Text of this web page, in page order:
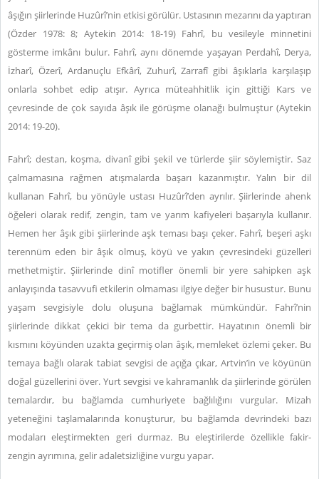
âşığın şiirlerinde Huzûrî’nin etkisi görülür. Ustasının mezarını da yaptıran
(Özder 1978: 8; Aytekin 2014: 18-19) Fahrî, bu vesileyle minnetini
gösterme imkânı bulur. Fahrî, aynı dönemde yaşayan Perdahî, Derya,
İzharî, Özerî, Ardanuçlu Efkârî, Zuhurî, Zarrafî gibi âşıklarla karşılaşıp
onlarla sohbet edip atışır. Ayrıca müteahhitlik için gittiği Kars ve
çevresinde de çok sayıda âşık ile görüşme olanağı bulmuştur (Aytekin
2014: 19-20).
Fahrî; destan, koşma, divanî gibi şekil ve türlerde şiir söylemiştir. Saz
çalmamasına rağmen atışmalarda başarı kazanmıştır. Yalın bir dil
kullanan Fahrî, bu yönüyle ustası Huzûrî’den ayrılır. Şiirlerinde ahenk
öğeleri olarak redif, zengin, tam ve yarım kafiyeleri başarıyla kullanır.
Hemen her âşık gibi şiirlerinde aşk teması başı çeker. Fahrî, beşeri aşkı
terennüm eden bir âşık olmuş, köyü ve yakın çevresindeki güzelleri
methetmiştir. Şiirlerinde dinî motifler önemli bir yere sahipken aşk
anlayışında tasavvufi etkilerin olmaması ilgiye değer bir husustur. Bunu
yaşam sevgisiyle dolu oluşuna bağlamak mümkündür. Fahrî’nin
şiirlerinde dikkat çekici bir tema da gurbettir. Hayatının önemli bir
kısmını köyünden uzakta geçirmiş olan âşık, memleket özlemi çeker. Bu
temaya bağlı olarak tabiat sevgisi de açığa çıkar, Artvin’in ve köyünün
doğal güzellerini över. Yurt sevgisi ve kahramanlık da şiirlerinde görülen
temalardır, bu bağlamda cumhuriyete bağlılığını vurgular. Mizah
yeteneğini taşlamalarında konuşturur, bu bağlamda devrindeki bazı
modaları eleştirmekten geri durmaz. Bu eleştirilerde özellikle fakir-
zengin ayrımına, gelir adaletsizliğine vurgu yapar.